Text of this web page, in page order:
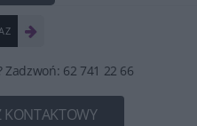
62 741 22 66
KONTAKTOWY